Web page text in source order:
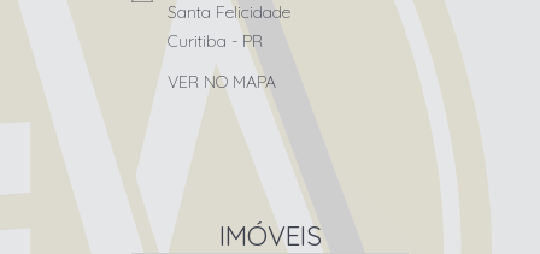
Santa Felicidade
Curitiba - PR
VER NO MAPA
IMÓVEIS